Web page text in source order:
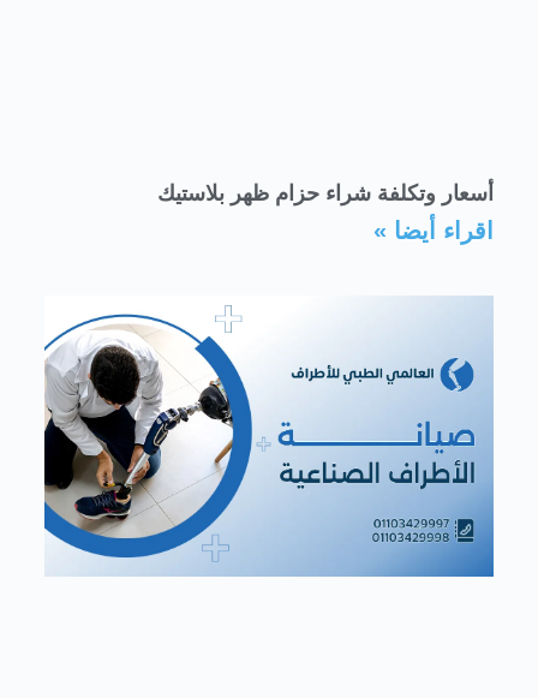
أسعار وتكلفة شراء حزام ظهر بلاستيك
اقراء أيضا »